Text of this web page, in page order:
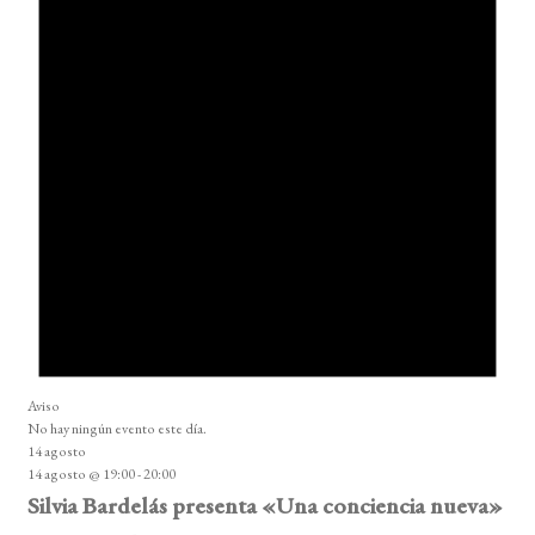
Aviso
No hay ningún evento este día.
14 agosto
14 agosto @ 19:00-20:00
Silvia Bardelás presenta «Una conciencia nueva»